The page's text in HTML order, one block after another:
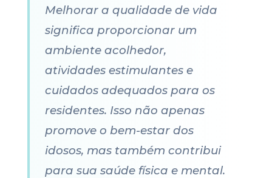
Melhorar a qualidade de vida
significa proporcionar um
ambiente acolhedor,
atividades estimulantes e
cuidados adequados para os
residentes. Isso não apenas
promove o bem-estar dos
idosos, mas também contribui
para sua saúde física e mental.